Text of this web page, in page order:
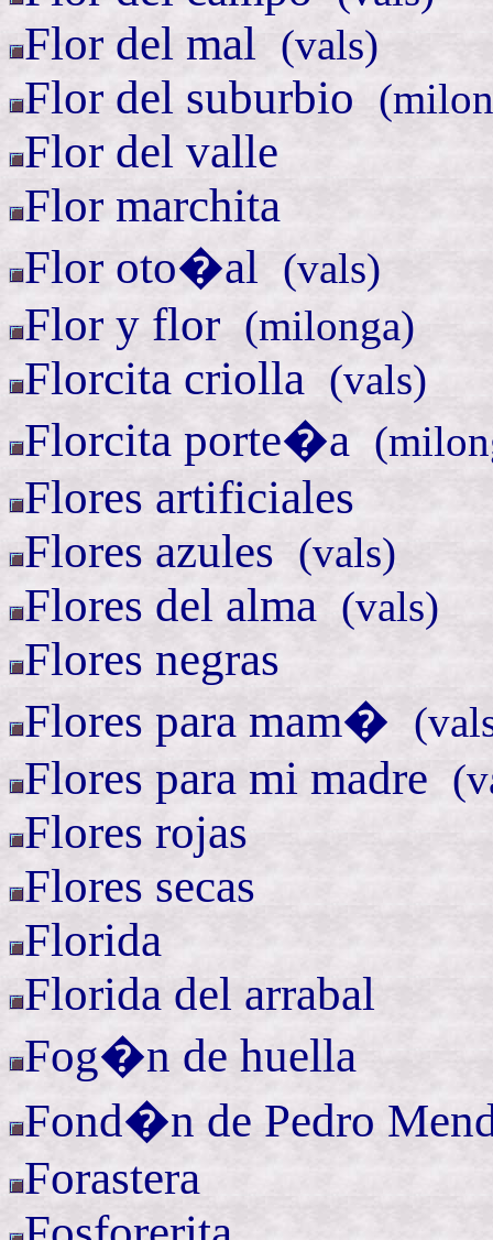
Flor del mal (vals)
Flor del suburbio (
Flor del valle
Flor marchita
Flor oto�al (vals)
Flor y flor (milonga)
Florcita criolla (vals)
Florcita porte�a (
Flores artificiales
Flores azules (vals)
Flores del alma (vals)
Flores negras
Flores para mam� (
Flores para mi madre (
Flores rojas
Flores secas
Florida
Florida del arrabal
Fog�n de huella
Fond�n de Pedro
Forastera